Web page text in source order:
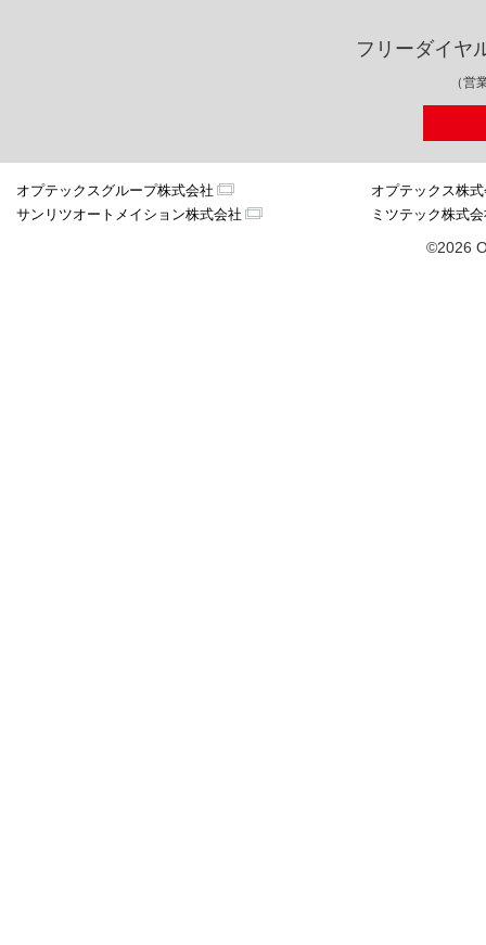
フリーダイヤ
（営
オプテックスグループ株式会社
オプテックス株
サンリツオートメイション株式会社
ミツテック株式
©2026